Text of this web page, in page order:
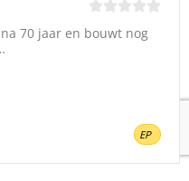
EP
70 jaar en bouwt nog